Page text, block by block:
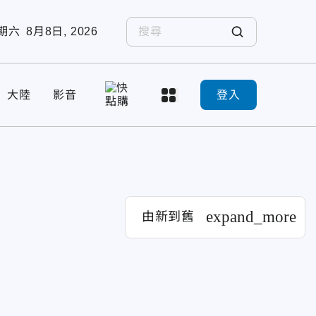
六 8月8日, 2026
大陸 影音 登入
由新到舊 expand_more